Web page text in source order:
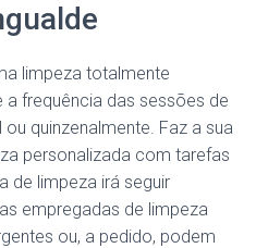
limpeza totalmente
frequência das sessões de
quinzenalmente. Faz a sua
personalizada com tarefas
de limpeza irá seguir
empregadas de limpeza
ou, a pedido, podem